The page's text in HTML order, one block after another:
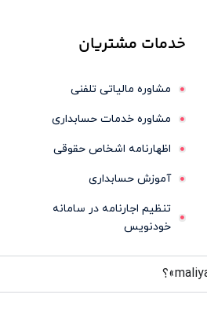
خدمات مشتریان
مشاوره مالیاتی تلفنی
مشاوره خدمات حسابداری
اظهارنامه اشخاص حقوقی
آموزش حسابداری
تنظیم اجارنامه در سامانه
خودنویس